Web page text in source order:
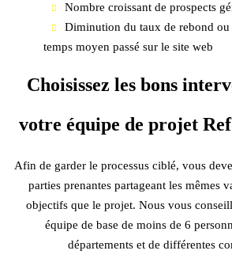
Nombre croissant de prospects
Diminution du taux de rebond
temps moyen passé sur le site web
Choisissez les bons
votre équipe de projet
Afin de garder le processus ciblé, vous
parties prenantes partageant les mêmes
objectifs que le projet. Nous vous
équipe de base de moins de 6
départements et de différentes